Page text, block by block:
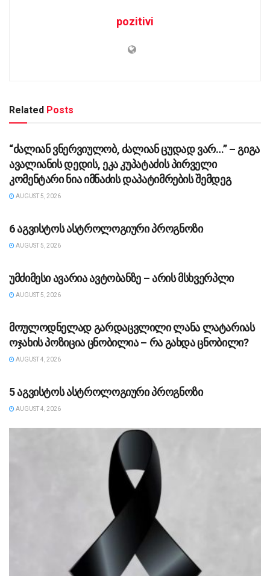
pozitivi
Related Posts
ᲡᲐᲖᲝᲒᲐᲓᲝᲔᲑᲐ
“ძა­ლი­ან ვნერ­ვი­უ­ლობ, ძა­ლი­ან ცუ­დად ვარ…” – გიგა
ავა­ლი­ა­ნის დე­დის, ეკა კუ­პა­ტა­ძის პირველი
კომენტარი ნია იმნაძის დაპატიმრების შემდეგ
AUGUST 5, 2026
6 აგვისტოს ასტროლოგიური პროგნოზი
AUGUST 5, 2026
უმძიმესი ავარია ავტობანზე – არის მსხვერპლი
AUGUST 5, 2026
მოულოდნელად გარდაცვლილი ლანა ლატარიას
ოჯახის პოზიცია ცნობილია – რა გახდა ცნობილი?
AUGUST 4, 2026
5 აგვისტოს ასტროლოგიური პროგნოზი
AUGUST 4, 2026